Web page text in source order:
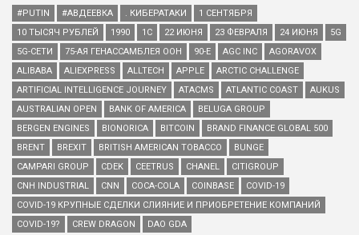
#PUTIN #АВДЕЕВКА . КИБЕРАТАКИ
1 СЕНТЯБРЯ
10 ТЫСЯЧ РУБЛЕЙ
1990 1С 22 ИЮНЯ 23 ФЕВРАЛЯ 24 ИЮНЯ
5G
5G-СЕТИ
75-АЯ ГЕНАССАМБЛЕЯ ООН 90-Е AGC INC
AGORAVOX
ALIBABA
ALIEXPRESS ALLTECH APPLE
ARCTIC CHALLENGE
ARTIFICIAL INTELLIGENCE JOURNEY
ATACMS ATLANTIC COAST
AUKUS
AUSTRALIAN OPEN
BANK OF AMERICA
BELUGA GROUP
BERGEN ENGINES
BIONORICA BITCOIN
BRAND FINANCE GLOBAL 500
BRENT
BREXIT BRITISH AMERICAN TOBACCO
BUNGE
CAMPARI GROUP
CDEK CEETRUS CHANEL
CITIGROUP
CNH INDUSTRIAL
CNN COCA-COLA COINBASE
COVID-19
COVID-19 КРУПНЫЕ СДЕЛКИ СЛИЯНИЕ И ПРИОБРЕТЕНИЕ КОМПАНИЙ
COVID-19?
CREW DRAGON DAO GDA